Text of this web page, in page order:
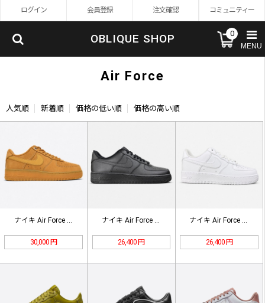
ログイン 会員登録 注文確認 コミュニティー
OBLIQUE SHOP 0
MENU
Air Force
人気順 新着順 価格の低い順 価格の高い順
ナイキ Air Force 1 ロー…
30,000 円
ナイキ Air Force 1 ロー…
26,400 円
ナイキ Air Force 1 ロー…
26,400 円